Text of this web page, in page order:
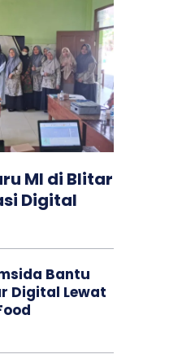
MI di Blitar
Digital
Bantu
Digital Lewat